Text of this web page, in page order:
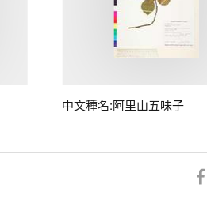
中文種名:阿里山五味子